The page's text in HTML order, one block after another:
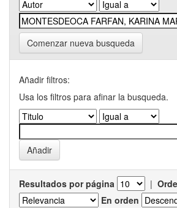
Comenzar nueva busqueda
Añadir filtros:
Usa los filtros para afinar la busqueda.
Resultados por página |
En orden